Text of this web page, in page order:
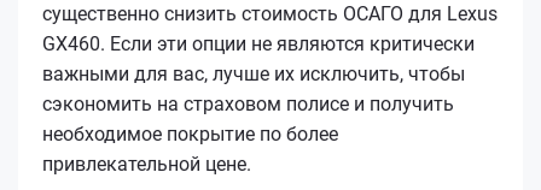
существенно снизить стоимость ОСАГО для Lexus
GX460. Если эти опции не являются критически
важными для вас, лучше их исключить, чтобы
сэкономить на страховом полисе и получить
необходимое покрытие по более
привлекательной цене.